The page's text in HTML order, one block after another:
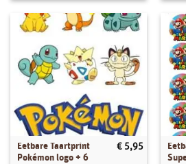
Eetbare Taartprint
Pokémon logo + 6
€ 5,95